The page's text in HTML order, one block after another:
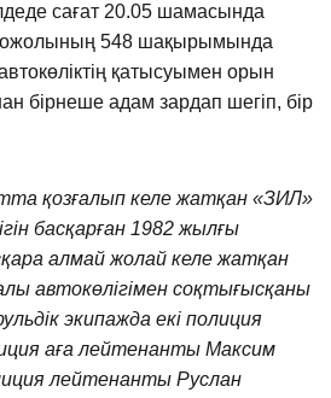
сағат 20.05 шамасында
548 шақырымында
қатысуымен орын
бірнеше адам зардап шегіп, бір
қозғалып келе жатқан «ЗИЛ»
басқарған 1982 жылғы
алмай жолай келе жатқан
автокөлігімен соқтығысқаны
экипажда екі полиция
аға лейтенанты Максим
лейтенанты Руслан